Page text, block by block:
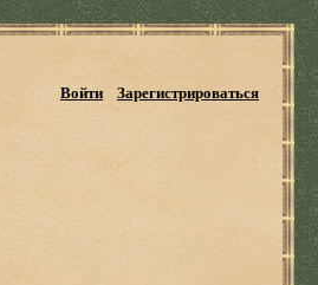
Войти Зарегистрироваться